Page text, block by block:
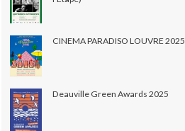
CINEMA PARADISO LOUVRE 2025
Deauville Green Awards 2025